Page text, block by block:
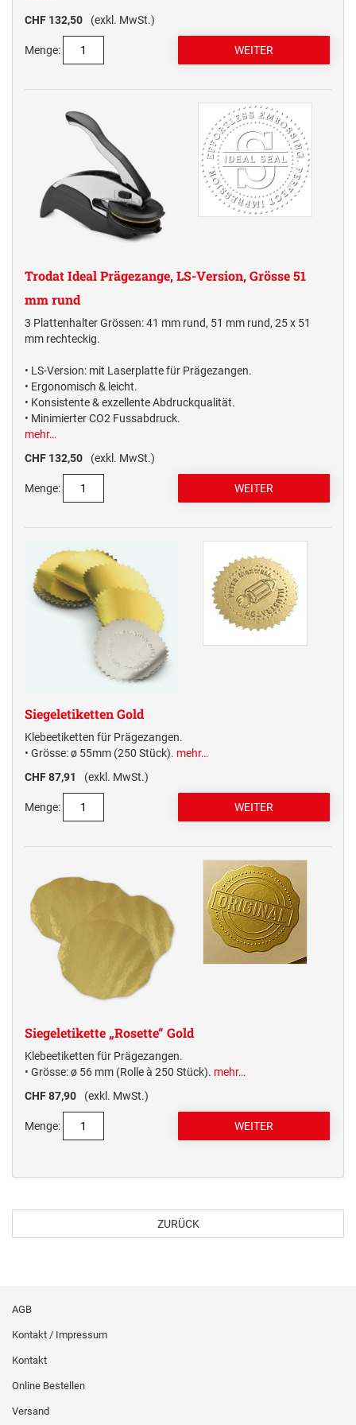
MULTICOLOR SWOP-PADS PRINTY LINE
MULTICOLOR SWOP-PADS PROFESSIONAL LINE
TRODAT EDY® FIX DINOSAURIER UND
MÄRCHEN
TRODAT EDY® ERSATZKISSEN
NUMEROTEURE REINER
ERSATZKISSEN REINER HANDSTEMPEL
Elektrostempel Kennzeichnungsgeräte + passendes Zubehör
ELEKTROSTEMPEL &
ERSATZKISSEN UND ZUBEHÖR
ELEKTROSTEMPEL REINER
AUSTAUSCHKISSEN TRODAT
Professional Line
ERSATZKISSEN FÜR TASCHENSTEMPEL
CHF 132,50
(exkl. MwSt.)
Menge:
Trodat Ideal Prägezange, LS-Version, Grösse 51
mm rund
3 Plattenhalter Grössen: 41 mm rund, 51 mm rund, 25 x 51
mm rechteckig.
• LS-Version: mit Laserplatte für Prägezangen.
• Ergonomisch & leicht.
• Konsistente & exzellente Abdruckqualität.
• Minimierter CO2 Fussabdruck.
mehr…
CHF 132,50
(exkl. MwSt.)
Menge:
Siegeletiketten Gold
Klebeetiketten für Prägezangen.
• Grösse: ø 55mm (250 Stück). mehr…
CHF 87,91
(exkl. MwSt.)
Menge:
Siegeletikette „Rosette“ Gold
Klebeetiketten für Prägezangen.
• Grösse: ø 56 mm (Rolle à 250 Stück). mehr…
CHF 87,90
(exkl. MwSt.)
Menge:
ZURÜCK
AGB
Kontakt / Impressum
Kontakt
Online Bestellen
Versand